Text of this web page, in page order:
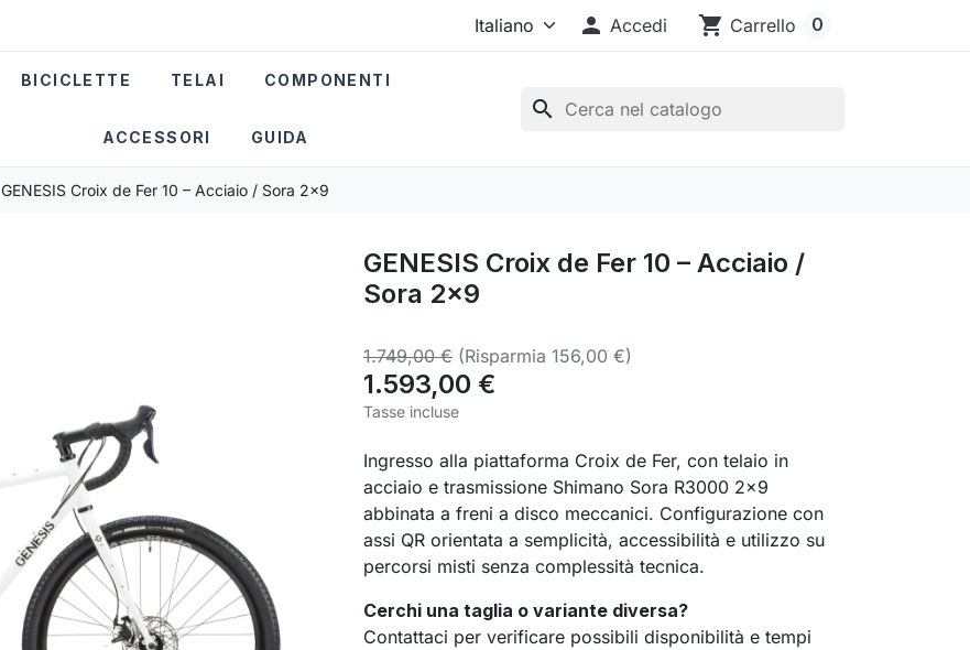
 Accedi shopping_cart Carrello 0
search
BICICLETTE TELAI COMPONENTI
ACCESSORI GUIDA
GENESIS Croix de Fer 10 – Acciaio / Sora 2x9
GENESIS Croix de Fer 10 – Acciaio /
Sora 2x9
1.749,00 € (Risparmia 156,00 €)
1.593,00 €
Tasse incluse
Ingresso alla piattaforma Croix de Fer, con telaio in
acciaio e trasmissione Shimano Sora R3000 2×9
abbinata a freni a disco meccanici. Configurazione con
assi QR orientata a semplicità, accessibilità e utilizzo su
percorsi misti senza complessità tecnica.
Cerchi una taglia o variante diversa?
Contattaci per verificare possibili disponibilità e tempi